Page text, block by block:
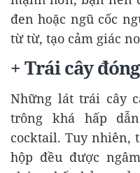
đen hoặc ngũ cốc
từ từ, tạo cảm giác
+ Trái cây
Những lát trái cây
trông khá hấp
cocktail. Tuy nhiên,
hộp đều được